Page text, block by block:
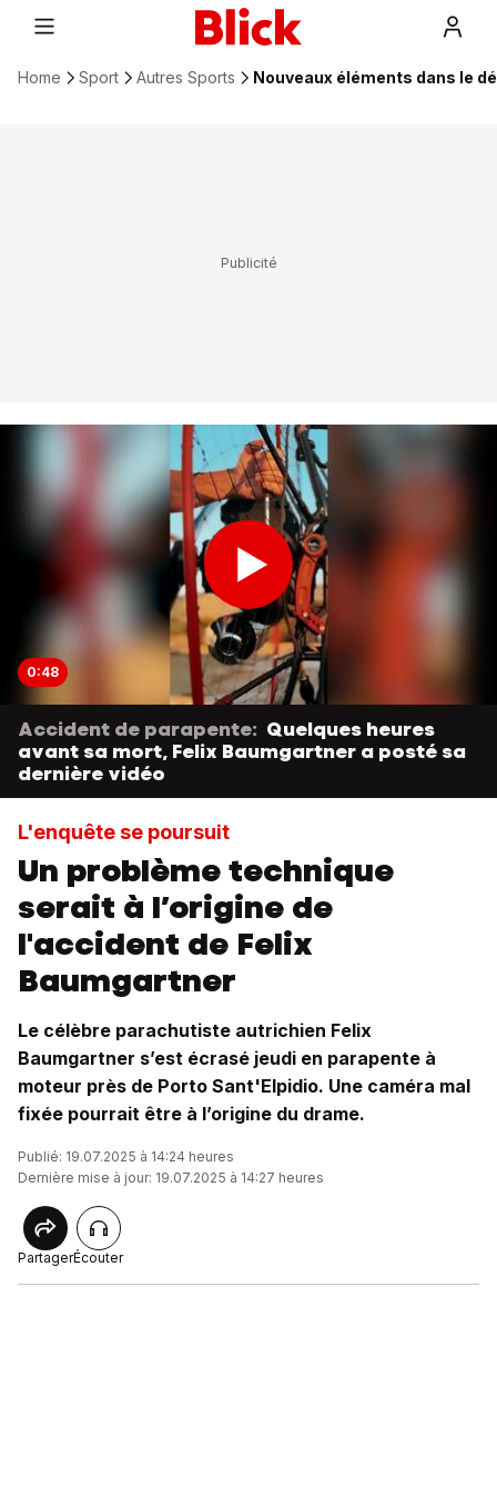
Home Sport Autres Sports Nouveaux éléments dans le
0:48
Accident de parapente: Quelques heures
avant sa mort, Felix Baumgartner a posté sa
dernière vidéo
L'enquête se poursuit
Un problème technique
serait à l’origine de
l'accident de Felix
Baumgartner
Le célèbre parachutiste autrichien Felix
Baumgartner s’est écrasé jeudi en parapente à
moteur près de Porto Sant'Elpidio. Une caméra mal
fixée pourrait être à l’origine du drame.
Publié: 19.07.2025 à 14:24 heures
Dernière mise à jour: 19.07.2025 à 14:27 heures
PartagerÉcouter